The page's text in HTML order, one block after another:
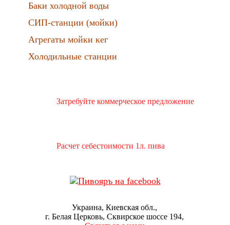
Баки холодной воды
СИП-станции (мойки)
Агрегаты мойки кег
Холодильные станции
Затребуйте коммерческое предложение
Расчет себестоимости 1л. пива
Украина, Киевская обл.
г. Белая Церковь Сквирское шоссе 194